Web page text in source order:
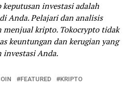
keputusan investasi adalah
Anda. Pelajari dan analisis
menjual kripto. Tokocrypto tidak
keuntungan dan kerugian yang
investasi Anda.
FEATURED KRIPTO